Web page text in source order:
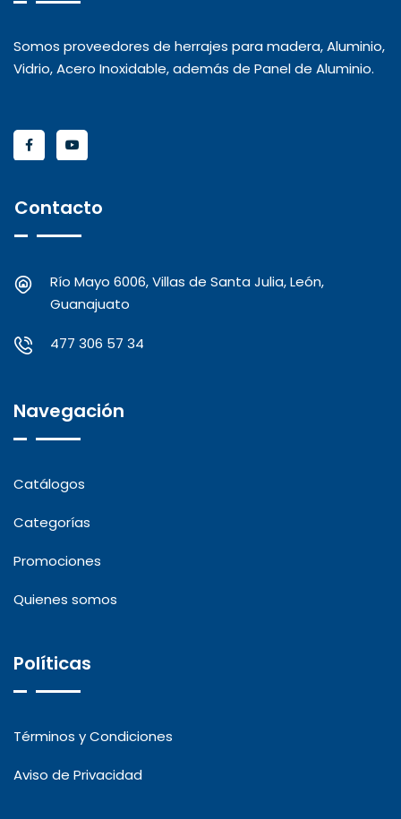
Somos proveedores de herrajes para madera, Aluminio,
Vidrio, Acero Inoxidable, además de Panel de Aluminio.
Contacto
Río Mayo 6006, Villas de Santa Julia, León,
Guanajuato
477 306 57 34
Navegación
Catálogos
Categorías
Promociones
Quienes somos
Políticas
Términos y Condiciones
Aviso de Privacidad